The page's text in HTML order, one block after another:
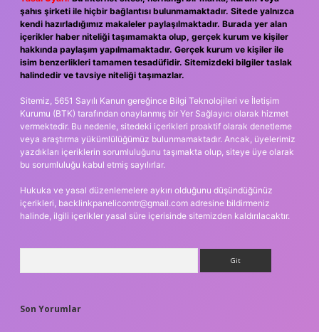
şahıs şirketi ile hiçbir bağlantısı bulunmamaktadır. Sitede yalnızca
kendi hazırladığımız makaleler paylaşılmaktadır. Burada yer alan
içerikler haber niteliği taşımamakta olup, gerçek kurum ve kişiler
hakkında paylaşım yapılmamaktadır. Gerçek kurum ve kişiler ile
isim benzerlikleri tamamen tesadüfidir. Sitemizdeki bilgiler taslak
halindedir ve tavsiye niteliği taşımazlar.
Sitemiz, 5651 Sayılı Kanun gereğince Bilgi Teknolojileri ve İletişim
Kurumu (BTK) tarafından onaylanmış bir Yer Sağlayıcı olarak hizmet
vermektedir. Bu nedenle, sitedeki içerikleri proaktif olarak denetleme
veya araştırma yükümlülüğümüz bulunmamaktadır. Ancak, üyelerimiz
yazdıkları içeriklerin sorumluluğunu taşımakta olup, siteye üye olarak
bu sorumluluğu kabul etmiş sayılırlar.
Hukuka ve yasal düzenlemelere aykırı olduğunu düşündüğünüz
içerikleri, backlinkpanelicomtr@gmail.com adresine bildirmeniz
halinde, ilgili içerikler yasal süre içerisinde sitemizden kaldırılacaktır.
Son Yorumlar